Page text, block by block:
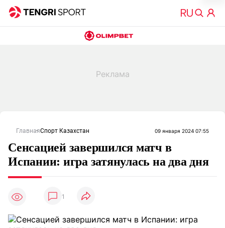
ГлавнаяСпорт Казахстан 09 января 2024 07:55
Сенсацией завершился матч в
Испании: игра затянулась на два дня
1